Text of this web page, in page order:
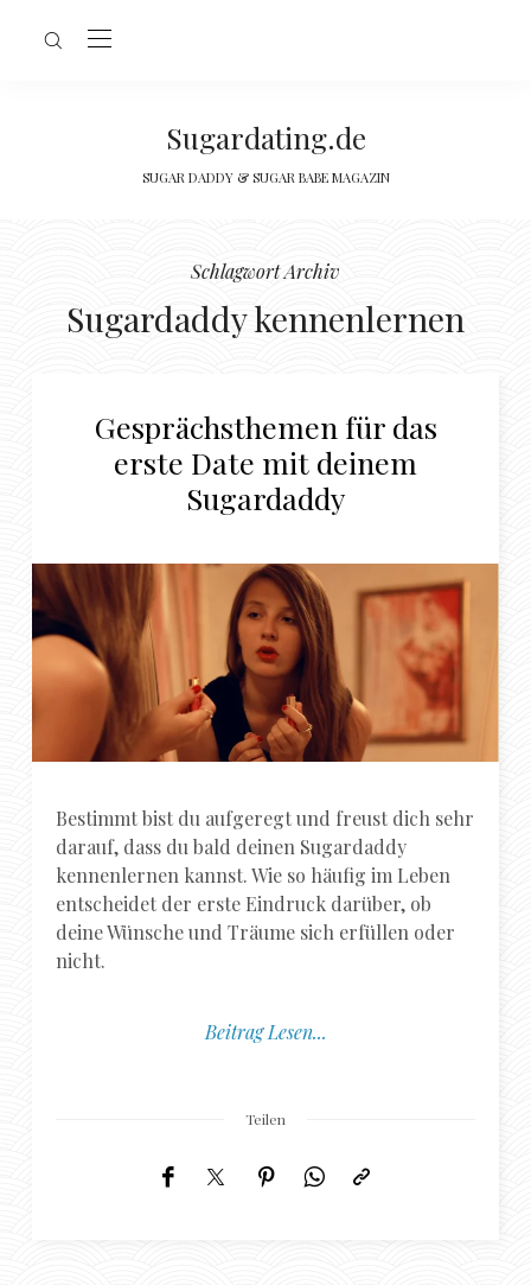
Sugardating.de
SUGAR DADDY & SUGAR BABE MAGAZIN
Schlagwort Archiv
Sugardaddy kennenlernen
Gesprächsthemen für das
erste Date mit deinem
Sugardaddy
Bestimmt bist du aufgeregt und freust dich sehr
darauf, dass du bald deinen Sugardaddy
kennenlernen kannst. Wie so häufig im Leben
entscheidet der erste Eindruck darüber, ob
deine Wünsche und Träume sich erfüllen oder
nicht.
Beitrag Lesen...
Teilen